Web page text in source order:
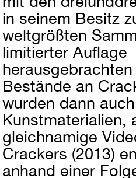
in seinem Besitz
weltgrößten
limitierter Auflage
Bestände an
wurden dann
Kunstmaterialien,
gleichnamige
Crackers (2013)
anhand einer